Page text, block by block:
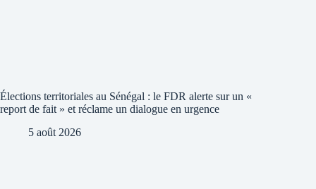
Élections territoriales au Sénégal : le FDR alerte sur un «
report de fait » et réclame un dialogue en urgence
5 août 2026